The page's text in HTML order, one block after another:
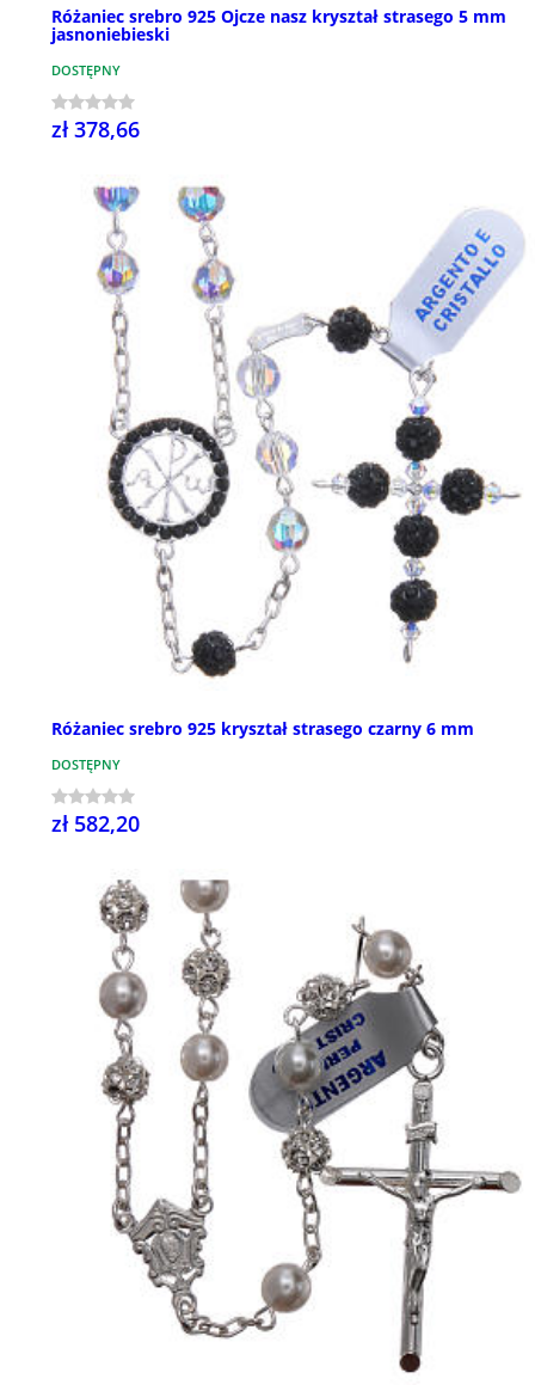
Różaniec srebro 925 Ojcze nasz kryształ strasego 5 mm
jasnoniebieski
DOSTĘPNY
zł 378,66
Różaniec srebro 925 kryształ strasego czarny 6 mm
DOSTĘPNY
zł 582,20